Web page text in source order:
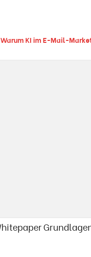
Warum KI im E-Mail-